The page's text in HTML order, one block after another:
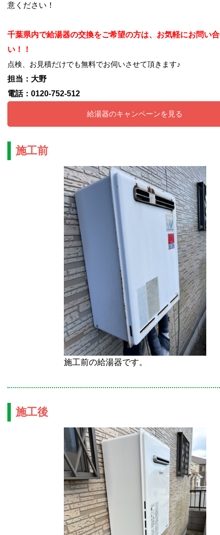
意ください！
千葉県内で給湯器の交換をご希望の方は、お気軽にお問い
い！！
点検、お見積だけでも無料でお伺いさせて頂きます♪
担当：大野
電話：0120-752-512
給湯器のキャンペーンを見る
施工前
施工前の給湯器です。
施工後